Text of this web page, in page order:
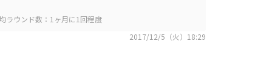
ラウンド数：1ヶ月に1回程度
2017/12/5（火）18:29